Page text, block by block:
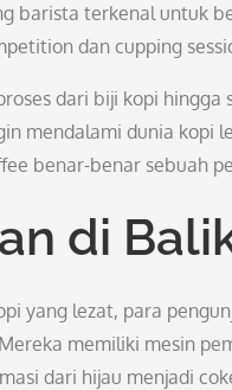
barista terkenal untuk
dan cupping
dari biji kopi
mendalami dunia kopi
benar-benar sebuah
di
yang lezat, para
memiliki mesin
dari hijau menjadi